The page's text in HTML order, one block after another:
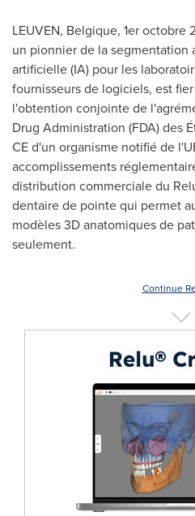
LEUVEN, Belgique, 1er octobre
un pionnier de la segmentation
artificielle (IA) pour les
fournisseurs de logiciels, est
l'obtention conjointe de
Drug Administration (FDA) des
CE d'un organisme notifié de
accomplissements
distribution commerciale du
dentaire de pointe qui permet
modèles 3D anatomiques de
seulement.
Continue